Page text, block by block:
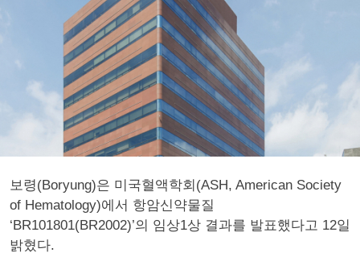
보령(Boryung)은 미국혈액학회(ASH, American Society
of Hematology)에서 항암신약물질
‘BR101801(BR2002)’의 임상1상 결과를 발표했다고 12일
밝혔다.